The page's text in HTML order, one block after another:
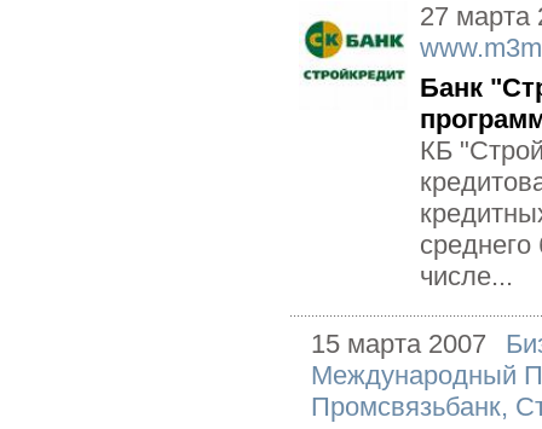
27 марта
Банк
КБ
числе...
15 марта 2007
Международный
Промсвязьбанк,